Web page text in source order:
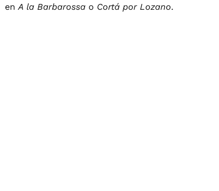
en A la Barbarossa o Cortá por Lozano.